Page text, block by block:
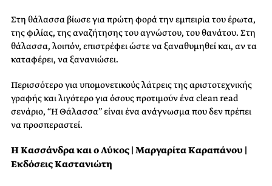
Στη θάλασσα βίωσε για πρώτη φορά την εμπειρία του έρωτα,
της φιλίας, της αναζήτησης του αγνώστου, του θανάτου. Στη
θάλασσα, λοιπόν, επιστρέφει ώστε να ξαναθυμηθεί και, αν τα
καταφέρει, να ξανανιώσει.
Περισσότερο για υπομονετικούς λάτρεις της αριστοτεχνικής
γραφής και λιγότερο για όσους προτιμούν ένα clean read
σενάριο, “Η Θάλασσα” είναι ένα ανάγνωσμα που δεν πρέπει
να προσπεραστεί.
Η Κασσάνδρα και ο Λύκος |Μαργαρίτα Καραπάνου |
Εκδόσεις Καστανιώτη